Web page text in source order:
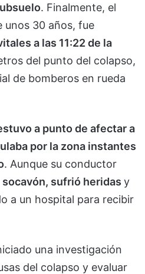
. Finalmente, el
unos 30 años, fue
a las 11:22 de la
del punto del colapso,
de bomberos en rueda
a punto de afectar a
por la zona instantes
. Aunque su conductor
sufrió heridas y
a un hospital para recibir
una investigación
del colapso y evaluar